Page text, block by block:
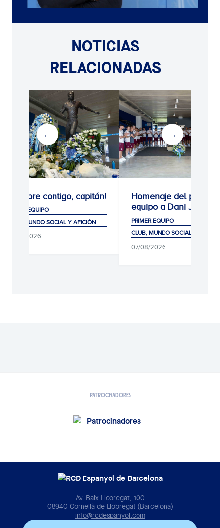
NOTICIAS
RELACIONADAS
¡Siempre contigo, capitán!
PRIMER EQUIPO
CLUB, MUNDO SOCIAL Y AFICIÓN
08/08/2026
Homenaje del primer
equipo a Dani Jarque
PRIMER EQUIPO
CLUB, MUNDO SOCIAL Y
07/08/2026
PATROCINADORES
Av. Baix Llobregat, 100
08940 Cornellà de Llobregat (Barcelona)
info@rcdespanyol.com